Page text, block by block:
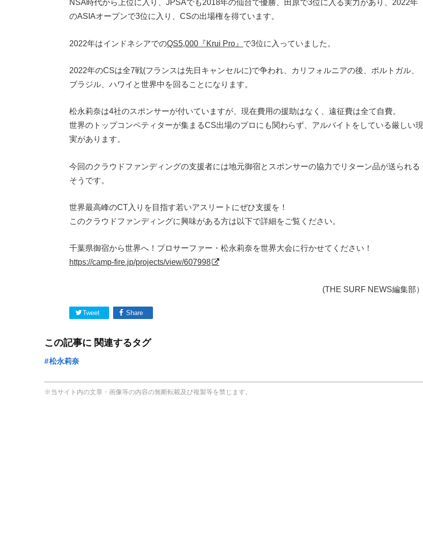
NSA時代から上位に入り、JPSAでも2018年の仙台で優勝、田原で3位に入る実力があり、2022年
のASIAオープンで3位に入り、CSの出場権を得ています。
2022年はインドネシアでのQS5,000『Krui Pro』 で3位に入っていました。
2022年のCSは全7戦(フランスは先日キャンセルに)で争われ、カリフォルニアの後、ポルトガル、
ブラジル、ハワイと世界中を回ることになります。
松永莉奈は4社のスポンサーが付いていますが、現在費用の援助はなく、遠征費は全て自費。
世界のトップコンペティターが集まるCS出場のプロにも関わらず、アルバイトをしている厳しい現
実があります。
今回のクラウドファンディングの支援者には地元御宿とスポンサーの協力でリターン品が送られる
そうです。
世界最高峰のCT入りを目指す若いアスリートにぜひ支援を！
このクラウドファンディングに興味がある方は以下で詳細をご覧ください。
千葉県御宿から世界へ！プロサーファー・松永莉奈を世界大会に行かせてください！
https://camp-fire.jp/projects/view/607998
(THE SURF NEWS編集部）
Tweet Share
この記事に 関連するタグ
松永莉奈
※当サイト内の文章・画像等の内容の無断転載及び複製等を禁じます。